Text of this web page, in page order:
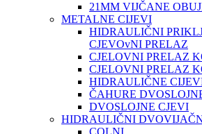
21MM VIJČANE
METALNE CIJEVI
HIDRAULIČNI
CJEVOvNI PRELAZ
CJELOVNI PRELAZ
CJELOVNI PRELAZ
HIDRAULIČNE
ČAHURE
DVOSLOJNE CJEVI
HIDRAULIČNI
COLNI